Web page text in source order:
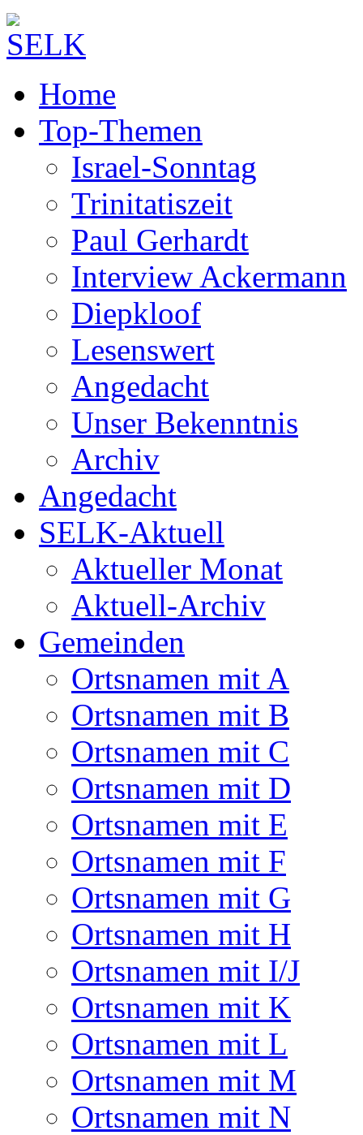
Home
Top-Themen
Israel-Sonntag
Trinitatiszeit
Paul Gerhardt
Interview Ackermann
Diepkloof
Lesenswert
Angedacht
Unser Bekenntnis
Archiv
Angedacht
SELK-Aktuell
Aktueller Monat
Aktuell-Archiv
Gemeinden
Ortsnamen mit A
Ortsnamen mit B
Ortsnamen mit C
Ortsnamen mit D
Ortsnamen mit E
Ortsnamen mit F
Ortsnamen mit G
Ortsnamen mit H
Ortsnamen mit I/J
Ortsnamen mit K
Ortsnamen mit L
Ortsnamen mit M
Ortsnamen mit N